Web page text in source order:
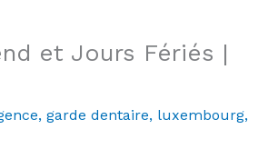
et Jours Fériés |
, garde dentaire, luxembourg,